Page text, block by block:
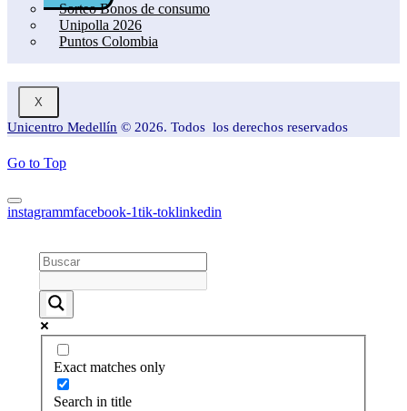
Sorteo Bonos de consumo
Unipolla 2026
Puntos Colombia
X
Unicentro Medellín © 2026. Todos los derechos reservados
Go to Top
instagrammfacebook-1tik-toklinkedin
Exact matches only
Search in title